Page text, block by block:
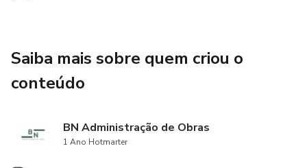
✅ Vai construir e quer ter mais segurança e previsibilidade;
✅ Não quer depender apenas dos profissionais para saber
Saiba mais sobre quem criou o
conteúdo
BN Administração de Obras
1 Ano Hotmarter